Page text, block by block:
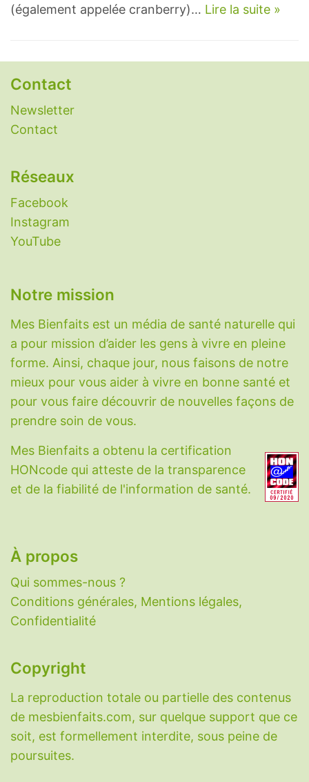
(également appelée cranberry)… Lire la suite »
Contact
Newsletter
Contact
Réseaux
Facebook
Instagram
YouTube
Notre mission
Mes Bienfaits est un média de santé naturelle qui
a pour mission d’aider les gens à vivre en pleine
forme. Ainsi, chaque jour, nous faisons de notre
mieux pour vous aider à vivre en bonne santé et
pour vous faire découvrir de nouvelles façons de
prendre soin de vous.
Mes Bienfaits a obtenu la certification
HONcode qui atteste de la transparence
et de la fiabilité de l'information de santé.
À propos
Qui sommes-nous ?
Conditions générales, Mentions légales,
Confidentialité
Copyright
La reproduction totale ou partielle des contenus
de mesbienfaits.com, sur quelque support que ce
soit, est formellement interdite, sous peine de
poursuites.